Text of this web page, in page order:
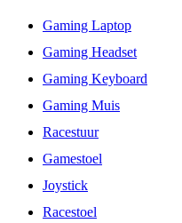
Gaming Laptop
Gaming Headset
Gaming Keyboard
Gaming Muis
Racestuur
Gamestoel
Joystick
Racestoel